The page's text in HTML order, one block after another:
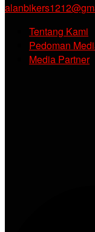
Tentang Kami
Pedoman
Media Partner